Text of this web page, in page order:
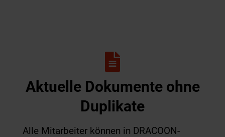
Aktuelle Dokumente ohne
Duplikate
Alle Mitarbeiter können in DRACOON-